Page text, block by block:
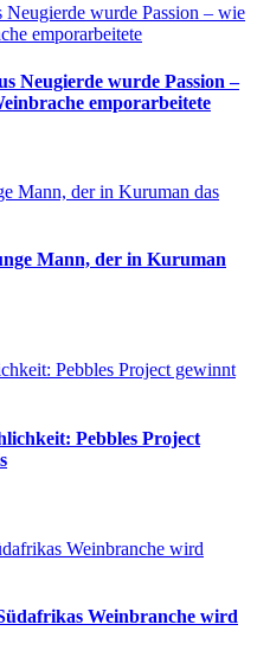
wurde Passion – wie
emporarbeitete
Neugierde wurde Passion –
emporarbeitete
Mann, der in Kuruman das
Mann, der in Kuruman
Pebbles Project gewinnt
Pebbles Project
Weinbranche wird
Weinbranche wird